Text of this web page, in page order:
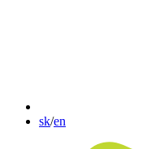
sk/en